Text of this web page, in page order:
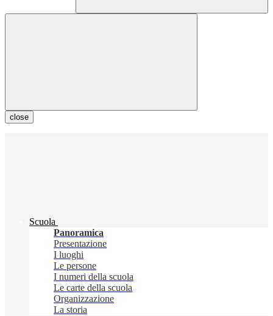
close
Scuola
Panoramica
Presentazione
I luoghi
Le persone
I numeri della scuola
Le carte della scuola
Organizzazione
La storia